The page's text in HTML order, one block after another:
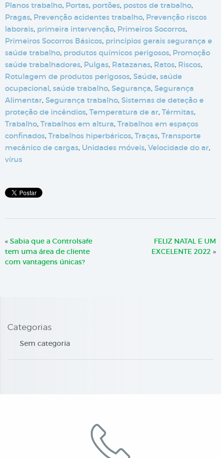
Planos trabalho, Portas, portões, postos de trabalho,
Pragas, Prevenção acidentes trabalho, Prevenção riscos
laborais, primeira intervenção, Primeiros Socorros,
Primeiros Socorros Básicos, princípios gerais segurança e
saúde trabalho, produtos químicos perigosos, Promoção
saúde trabalhadores, Pulgas, Ratazanas, Ratos, Riscos,
Rotulagem de produtos perigosos, Saúde, saúde
ocupacional, saúde trabalho, Segurança, Segurança
Alimentar, Segurança trabalho, Sistemas de deteção e
proteção de incêndios, Temperatura de ar, Térmitas,
Trabalho, Trabalhos em altura, Trabalhos em espaços
confinados, Trabalhos hiperbáricos, Traças, Transporte
mecânico de cargas, Unidades móveis, Velocidade do ar,
vírus
« Sabia que a Controlsafe
tem uma área de cliente
com vantagens únicas?
FELIZ NATAL E UM
EXCELENTE 2022 »
Categorias
Sem categoria